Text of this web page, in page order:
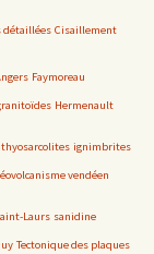
détaillées Cisaillement
Faymoreau
Hermenault
ignimbrites
vendéen
Laurs sanidine
Tectonique des plaques